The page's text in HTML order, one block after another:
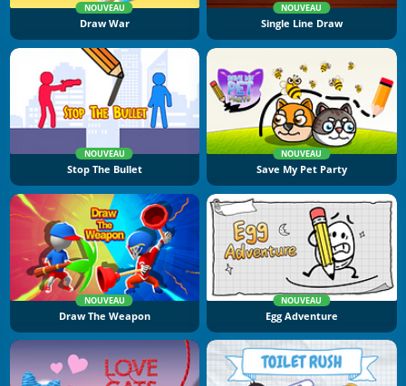
NOUVEAU
Draw War
NOUVEAU
Single Line Draw
NOUVEAU
Stop The Bullet
NOUVEAU
Save My Pet Party
NOUVEAU
Draw The Weapon
NOUVEAU
Egg Adventure